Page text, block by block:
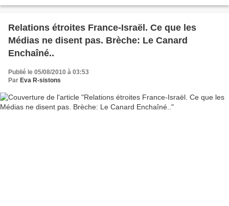
Relations étroites France-Israël. Ce que les
Médias ne disent pas. Brèche: Le Canard
Enchaîné..
Publié le 05/08/2010 à 03:53
Par Eva R-sistons